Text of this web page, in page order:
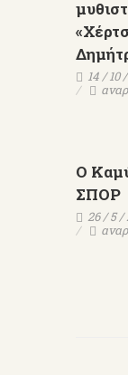
14 / 10
Ο
ΣΠΟΡ
26 / 5 /